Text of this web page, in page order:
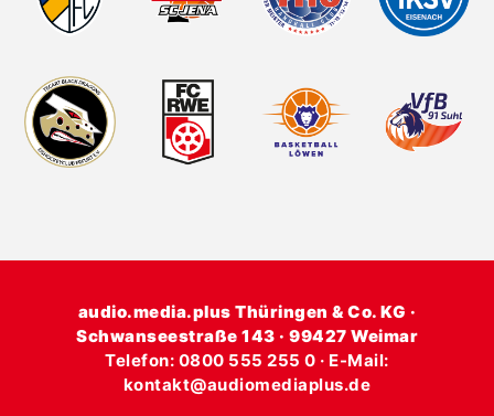
audio.media.plus Thüringen & Co. KG ·
Schwanseestraße 143 · 99427 Weimar
Telefon: 0800 555 255 0 · E-Mail:
kontakt@audiomediaplus.de